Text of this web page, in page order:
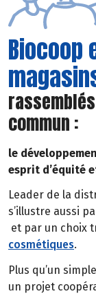
Biocoop
commun :
le
esprit d’équité
Leader de la
s’illustre aussi
et par un choix
cosmétiques.
Plus qu’un
un projet